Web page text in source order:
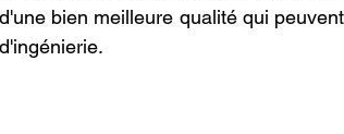
bien meilleure qualité qui